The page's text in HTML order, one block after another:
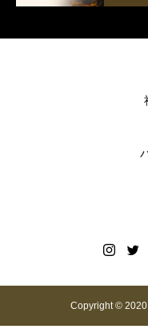
Copyright ©